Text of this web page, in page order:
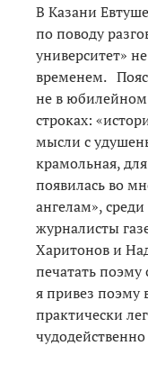
В Казани
по поводу
университет»
временем.
не в юбилейном
строках:
мысли с
крамольная,
появилась во
ангелам»,
журналисты
Харитонов и
печатать
я привез поэму
практически